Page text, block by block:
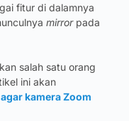
fitur di dalamnya
mirrorpada
salah satu orang
ini akan
kamera Zoom